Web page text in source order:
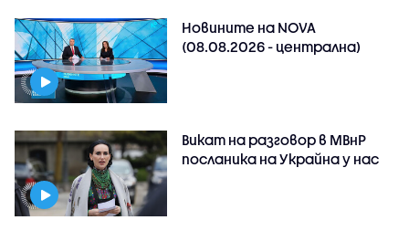
Новините на NOVA
(08.08.2026 - централна)
Викат на разговор в МВнР
посланика на Украйна у нас